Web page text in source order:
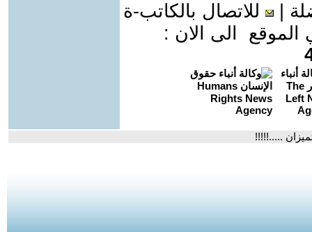
للاتصال بالكاتب-ة
الى الان :
.....!!!!!